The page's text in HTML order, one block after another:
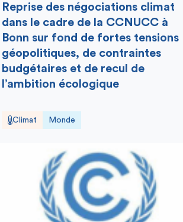
Reprise des négociations climat
dans le cadre de la CCNUCC à
Bonn sur fond de fortes tensions
géopolitiques, de contraintes
budgétaires et de recul de
l’ambition écologique
Climat Monde